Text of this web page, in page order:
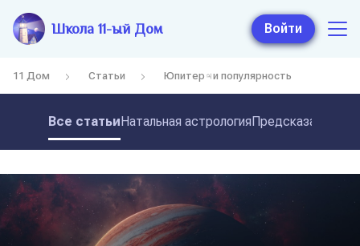
Школа 11-ый Дом Войти
11 Дом Статьи Юпитер♃и популярность
Все статьиНатальная астрология